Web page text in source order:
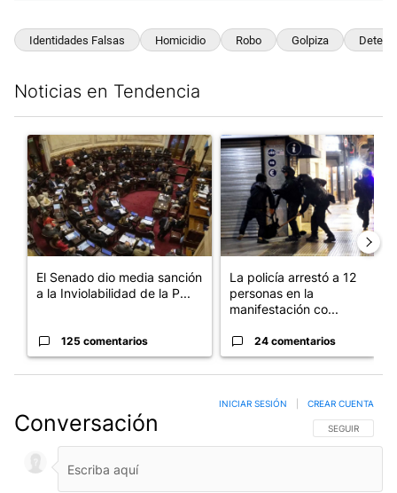
Identidades Falsas Homicidio Robo Golpiza
Noticias en Tendencia
Un artículo de tendencia con el título "El Senado dio media
El Senado dio media sanción
a la Inviolabilidad de la P...
125 comentarios
Un artículo de tendencia con
La policía arrestó a 12
personas en la
manifestación co...
24 comentarios
Conversación SIGA ESTA
SEGUIR
INICIAR SESIÓN CREAR CUENTA